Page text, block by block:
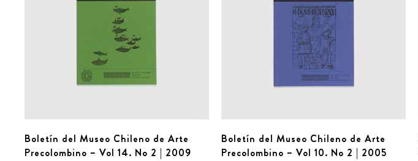
Boletín del Museo Chileno de Arte
Precolombino – Vol 14. No 2 | 2009
Boletín del Museo Chileno de Arte
Precolombino – Vol 10. No 2 | 2005